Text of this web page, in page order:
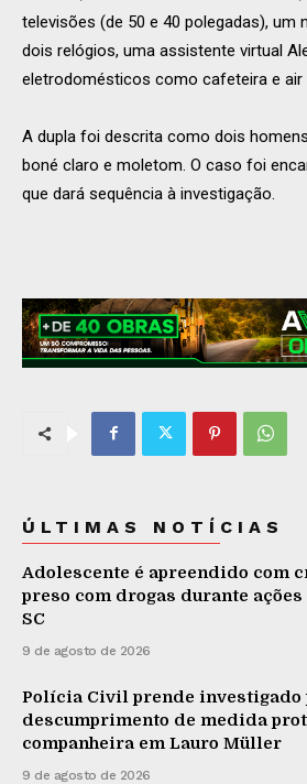
televisões (de 50 e 40 polegadas), um
dois relógios, uma assistente virtual
eletrodomésticos como cafeteira e air
A dupla foi descrita como dois
boné claro e moletom. O caso foi
que dará sequência à investigação.
ÚLTIMAS NOTÍCIAS
Adolescente é apreendido com
preso com drogas durante ações
SC
9 de agosto de 2026
Polícia Civil prende investigado
descumprimento de medida
companheira em Lauro Müller
9 de agosto de 2026